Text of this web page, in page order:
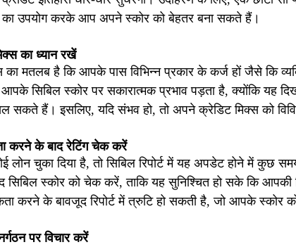
का उपयोग करके आप अपने स्कोर को बेहतर बना सकते हैं।
का ध्यान रखें
का मतलब है कि आपके पास विभिन्न प्रकार के कर्ज हों जैसे कि
सिबिल स्कोर पर सकारात्मक प्रभाव पड़ता है, क्योंकि यह
सकते हैं। इसलिए, यदि संभव हो, तो अपने क्रेडिट मिक्स को
करने के बाद रेटिंग चेक करें
लोन चुका दिया है, तो सिबिल रिपोर्ट में यह अपडेट होने में
सिबिल स्कोर को चेक करें, ताकि यह सुनिश्चित हो सके कि आपकी
करने के बावजूद रिपोर्ट में त्रुटि हो सकती है, जो आपके स्कोर
पर विचार करें